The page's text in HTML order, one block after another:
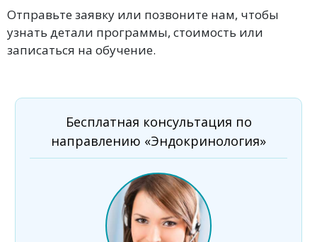
Отправьте заявку или позвоните нам, чтобы
узнать детали программы, стоимость или
записаться на обучение.
Бесплатная консультация по
направлению «Эндокринология»